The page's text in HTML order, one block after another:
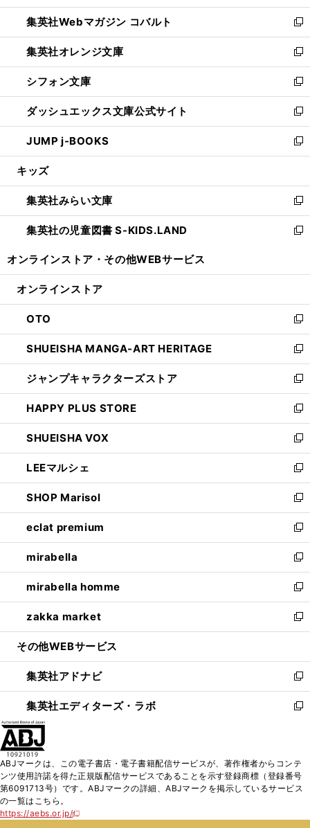
開
く
ウ
で
開
く
ン
ド
ウ
で
開
く
ウ
ィ
ン
ド
ウ
で
開
く
集英社Webマガジン コバルト
新
し
い
ウ
ィ
ン
ド
ウ
で
開
集英社オレンジ文庫
新
し
い
ウ
ィ
ン
ド
ウ
開
く
シフォン文庫
新
し
い
ウ
ィ
ン
ウ
で
開
く
ダッシュエックス文庫公式サイト
新
し
い
ウ
ン
ド
ウ
で
JUMP j-BOOKS
新
し
ウ
ィ
ン
ド
開
キッズ
集英社みらい文庫
新
し
い
ン
ウ
で
開
く
集英社の児童図書 S-KIDS.LAND
新
ウ
ン
ド
ウ
で
開
く
オンラインストア・ その他WEBサービス
オンラインストア
OTO
新
し
い
ウ
ィ
ン
ド
ウ
で
開
く
SHUEISHA MANGA-ART HERITAGE
新
し
い
ウ
ィ
ン
ド
ウ
で
開
く
ジャンプキャラクターズストア
新
し
い
ウ
ィ
ン
ド
ウ
で
開
く
HAPPY PLUS STORE
新
し
い
ウ
ィ
ン
ド
ウ
で
開
く
SHUEISHA VOX
新
し
い
ウ
ィ
ン
ド
ウ
で
開
く
LEEマルシェ
新
し
い
ウ
ィ
ン
ド
ウ
で
開
く
SHOP Marisol
新
し
い
ウ
ィ
ン
ド
ウ
で
開
eclat premium
新
し
い
ウ
ィ
ン
ド
ウ
開
く
mirabella
新
し
い
ウ
ィ
ン
ウ
で
開
く
mirabella homme
新
し
い
ウ
ン
ド
ウ
で
zakka market
新
し
ウ
ィ
ン
ド
く
その他WEBサービス
集英社アドナビ
新
し
い
ド
ウ
で
集英社エディターズ・ラボ
新
ィ
ン
ド
ABJマークは、この電子書店・電子書籍配信サービスが、著作権者からコンテ
ンツ使用許諾を得た正規版配信サービスであることを示す登録商標（登録番号
第6091713号）です。ABJマークの詳細、ABJマークを掲示しているサービス
の一覧はこちら。
https://aebs.or.jp/
新